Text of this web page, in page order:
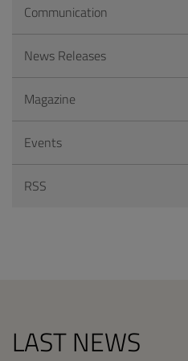
Communication
News Releases
Magazine
Events
RSS
LAST NEWS